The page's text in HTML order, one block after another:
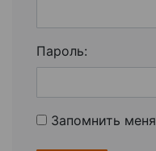
Пароль:
Запомнить меня